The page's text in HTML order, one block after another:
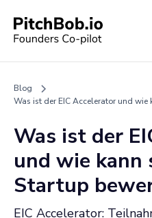
Blog
Was ist der EIC Accelerator und wie
Was ist der
und wie kann
Startup
EIC Accelerator: